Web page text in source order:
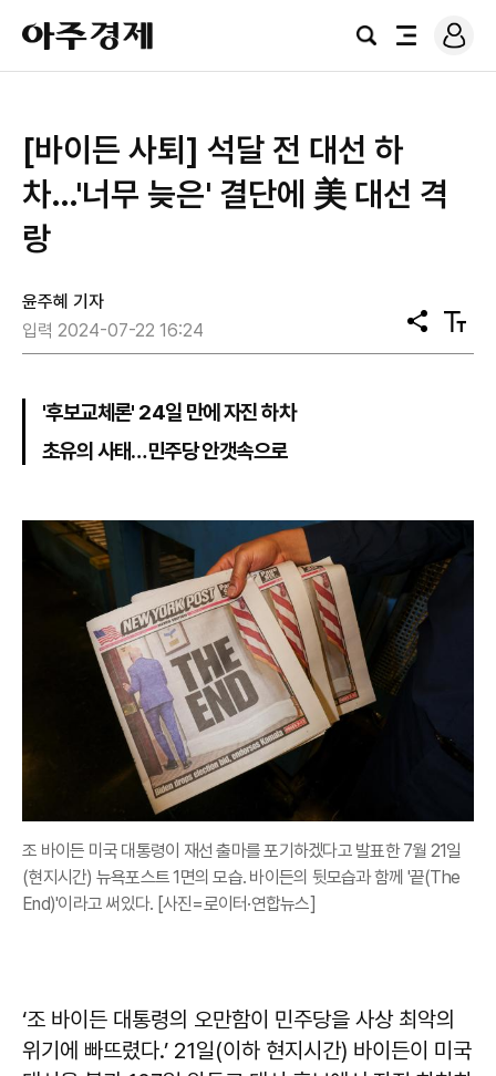
아
주
경
검
전
로
그
[바이든 사퇴] 석달 전 대선 하
차…'너무 늦은' 결단에 美 대선 격
랑
윤주혜 기자
입력 2024-07-22 16:24
공
유
텍
스
'후보교체론' 24일 만에 자진 하차
초유의 사태…민주당 안갯속으로
조 바이든 미국 대통령이 재선 출마를 포기하겠다고 발표한 7월 21일
(현지시간) 뉴욕포스트 1면의 모습. 바이든의 뒷모습과 함께 '끝(The
End)'이라고 써있다. [사진=로이터·연합뉴스]
‘조 바이든 대통령의 오만함이 민주당을 사상 최악의
위기에 빠뜨렸다.’ 21일(이하 현지시간) 바이든이 미국